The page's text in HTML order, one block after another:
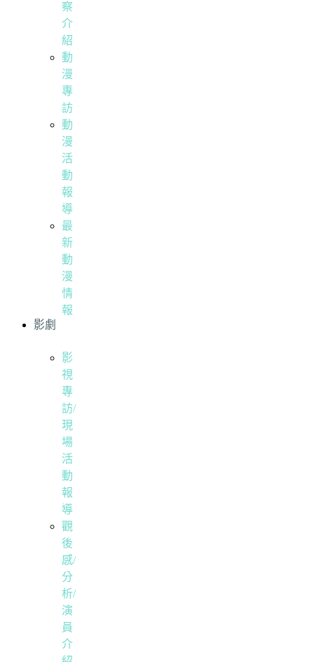
察
介
紹
動
漫
專
訪
動
漫
活
動
報
導
最
新
動
漫
情
報
影劇
影
視
專
訪/
現
場
活
動
報
導
觀
後
感/
分
析/
演
員
介